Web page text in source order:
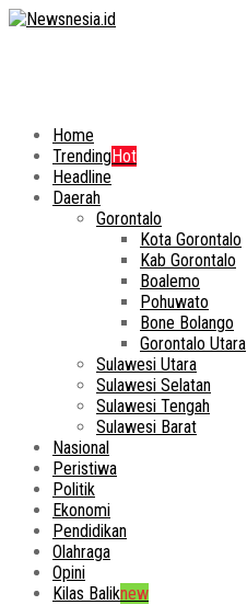
Home
TrendingHot
Headline
Daerah
Gorontalo
Kota Gorontalo
Kab Gorontalo
Boalemo
Pohuwato
Bone Bolango
Gorontalo Utara
Sulawesi Utara
Sulawesi Selatan
Sulawesi Tengah
Sulawesi Barat
Nasional
Peristiwa
Politik
Ekonomi
Pendidikan
Olahraga
Opini
Kilas Baliknew